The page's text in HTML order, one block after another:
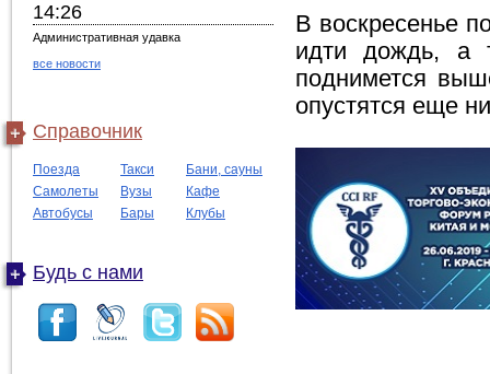
14:26
Административная удавка
все новости
Справочник
Поезда Такси
Бани, сауны
Самолеты
Вузы
Кафе
Автобусы
Бары Клубы
Будь с нами
В воскресенье
идти дождь, а
поднимется
опустятся еще